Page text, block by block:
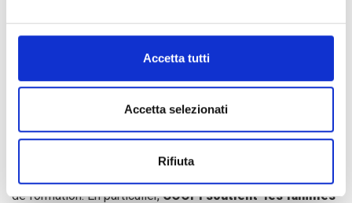
Accetta tutti
Accetta selezionati
Rifiuta
Formation outre que
assistance
Pour renforcer les compétences des populations locales
de formation. En particulier,COOPI soutient les familles